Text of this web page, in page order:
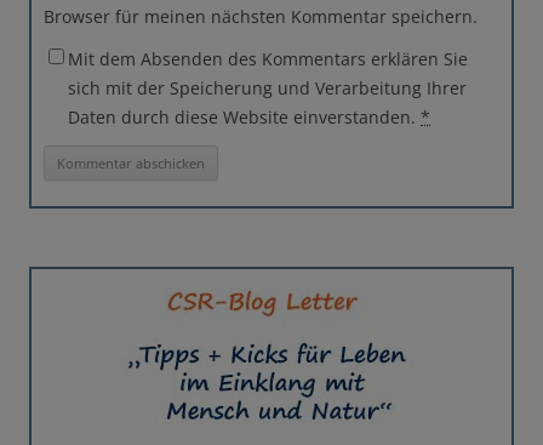
Browser für meinen nächsten Kommentar speichern.
Mit dem Absenden des Kommentars erklären Sie
sich mit der Speicherung und Verarbeitung Ihrer
Daten durch diese Website einverstanden. *